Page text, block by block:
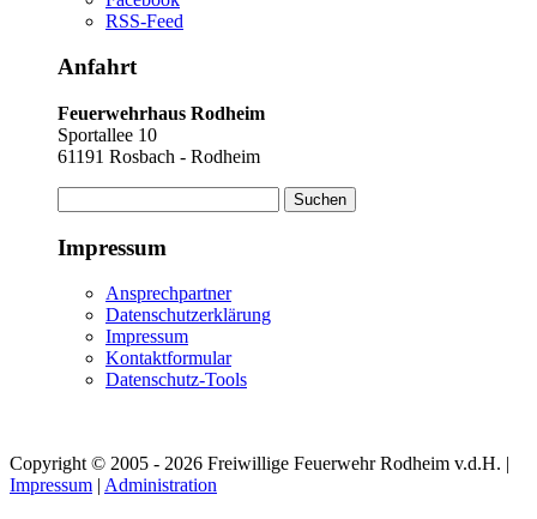
RSS-Feed
Anfahrt
Feuerwehrhaus Rodheim
Sportallee 10
61191 Rosbach - Rodheim
nach:
Impressum
Ansprechpartner
Datenschutzerklärung
Impressum
Kontaktformular
Datenschutz-Tools
Copyright © 2005 - 2026 Freiwillige Feuerwehr Rodheim v.d.H. |
Impressum Administration